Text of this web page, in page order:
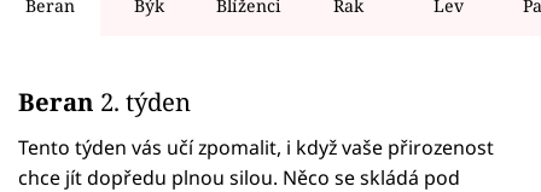
Seriály
Horoskopy
Beran Býk Blíženci Rak Lev
Beran 2. týden
Tento týden vás učí zpomalit, i když vaše přirozenost
chce jít dopředu plnou silou. Něco se skládá pod